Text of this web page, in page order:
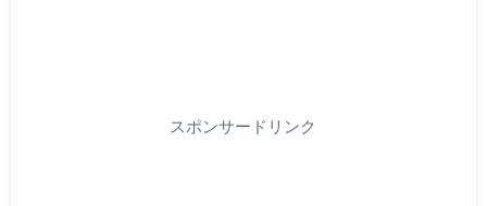
スポンサードリンク